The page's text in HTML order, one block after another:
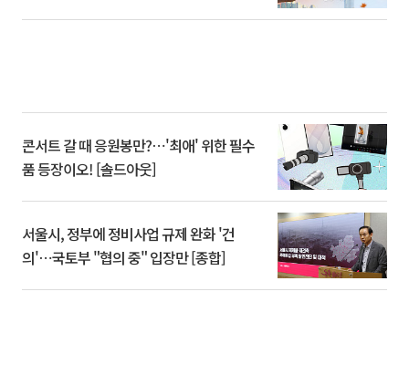
콘서트 갈 때 응원봉만?⋯'최애' 위한 필수
품 등장이오! [솔드아웃]
서울시, 정부에 정비사업 규제 완화 '건
의'⋯국토부 "협의 중" 입장만 [종합]